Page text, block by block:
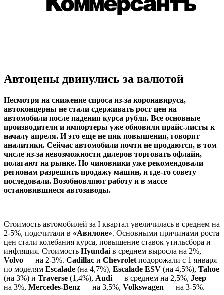
Автоцены двинулись за валютой
Несмотря на снижение спроса из-за коронавируса,
автоконцерны не стали сдерживать рост цен на
автомобили после падения курса рубля. Все основные
производители и импортеры уже обновили прайс-листы к
началу апреля. И это еще не пик повышения, говорят
аналитики. Сейчас автомобили почти не продаются, в том
числе из-за невозможности дилеров торговать офлайн,
полагают на рынке. Но чиновники уже рекомендовали
регионам разрешить продажу машин, и где-то совету
последовали. Возобновляют работу и в массе
остановившиеся автозаводы.
Стоимость автомобилей за I квартал увеличилась в среднем на
2-5%, подсчитали в «Авилоне». Основными причинами роста
цен стали колебания курса, повышение ставок утильсбора и
инфляция. Стоимость Hyundai в среднем выросла на 2%,
Volvo — на 2-3%. Cadillac и Chevrolet подорожали с 1 января
по моделям Escalade (на 4,7%), Escalade ESV (на 4,5%), Tahoe
(на 3%) и Traverse (1,4%), Audi — в среднем на 2,5%, Jeep —
на 3%, Mercedes-Benz — на 3,5%, Volkswagen — на 3-5%.